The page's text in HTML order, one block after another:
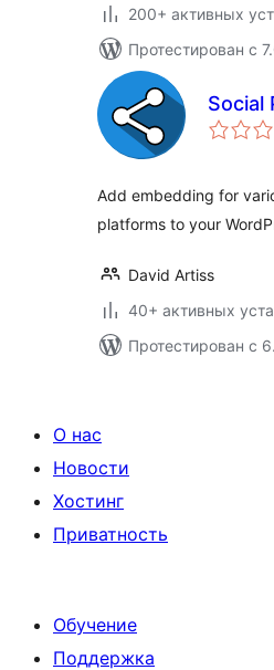
200+ активных
Протестирован с
Social
Add embedding for
platforms to your
David Artiss
40+ активных
Протестирован с
О нас
Новости
Хостинг
Приватность
Обучение
Поддержка